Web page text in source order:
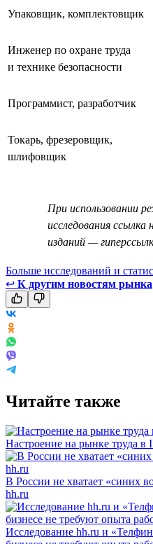
Упаковщик, комплектовщик
Инженер по охране труда
и технике безопасности
Программист, разработчик
Токарь, фрезеровщик,
шлифовщик
При использовании
исследования
изданий —
Больше исследований и
↩ К другим новостям рынка
Читайте также
Настроение на рынке труда в
В России не хватает «синих
hh.ru
Исследование hh.ru и